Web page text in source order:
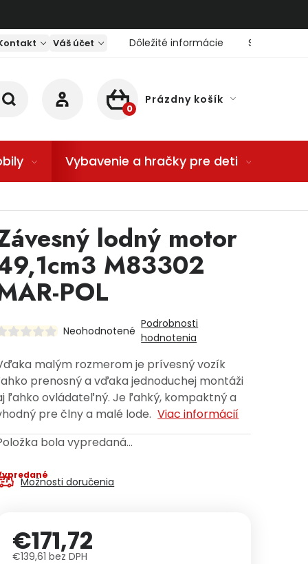
Váš účet Dôležité informácie Servis
NÁKUPNÝ KOŠÍK
Prázdny košík
Vybavenie a hračky pre deti
lodný motor
M83302
POL
Neohodnotené
Podrobnosti
hodnotenia
malým rozmerom je prívesný vozík
prenosný a vďaka jednoduchej montáži
ľahko ovládateľný. Je ľahký, kompaktný a
pre člny a malé lode. Viac informácií
bola vypredaná…
Možnosti doručenia
€171,72
€139,61 bez DPH